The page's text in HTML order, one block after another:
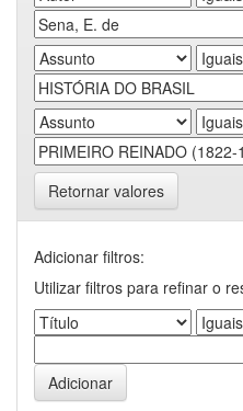
Retornar valores
Adicionar filtros:
Utilizar filtros para refinar o